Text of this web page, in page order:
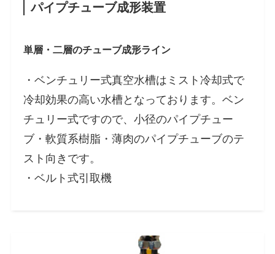
パイプチューブ成形装置
単層・二層のチューブ成形ライン
・ベンチュリー式真空水槽はミスト冷却式で
冷却効果の高い水槽となっております。ベン
チュリー式ですので、小径のパイプチュー
ブ・軟質系樹脂・薄肉のパイプチューブのテ
スト向きです。
・ベルト式引取機